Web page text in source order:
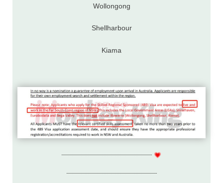
Wollongong
Shellharbour
Kiama